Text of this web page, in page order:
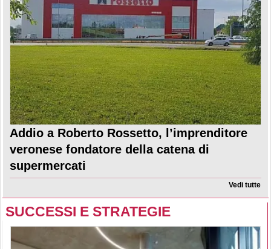
Addio a Roberto Rossetto, l’imprenditore
veronese fondatore della catena di
supermercati
Vedi tutte
SUCCESSI E STRATEGIE